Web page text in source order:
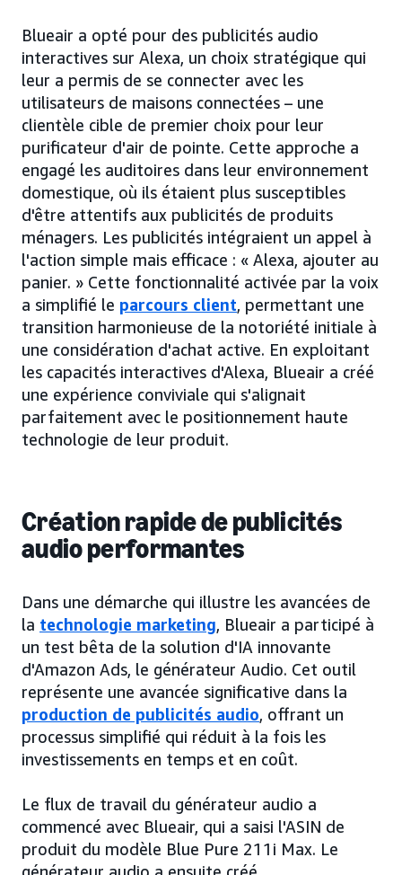
Blueair a opté pour des publicités audio
interactives sur Alexa, un choix stratégique qui
leur a permis de se connecter avec les
utilisateurs de maisons connectées – une
clientèle cible de premier choix pour leur
purificateur d'air de pointe. Cette approche a
engagé les auditoires dans leur environnement
domestique, où ils étaient plus susceptibles
d'être attentifs aux publicités de produits
ménagers. Les publicités intégraient un appel à
l'action simple mais efficace : « Alexa, ajouter au
panier. » Cette fonctionnalité activée par la voix
a simplifié le parcours client, permettant une
transition harmonieuse de la notoriété initiale à
une considération d'achat active. En exploitant
les capacités interactives d'Alexa, Blueair a créé
une expérience conviviale qui s'alignait
parfaitement avec le positionnement haute
technologie de leur produit.
Création rapide de publicités
audio performantes
Dans une démarche qui illustre les avancées de
la technologie marketing, Blueair a participé à
un test bêta de la solution d'IA innovante
d'Amazon Ads, le générateur Audio. Cet outil
représente une avancée significative dans la
production de publicités audio, offrant un
processus simplifié qui réduit à la fois les
investissements en temps et en coût.
Le flux de travail du générateur audio a
commencé avec Blueair, qui a saisi l'ASIN de
produit du modèle Blue Pure 211i Max. Le